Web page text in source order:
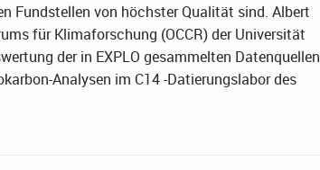
Fundstellen von höchster Qualität sind. Albert
für Klimaforschung (OCCR) der Universität
der in EXPLO gesammelten Datenquellen
Analysen im C14 -Datierungslabor des